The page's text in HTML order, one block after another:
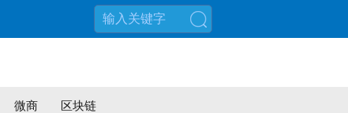
微商 区块链